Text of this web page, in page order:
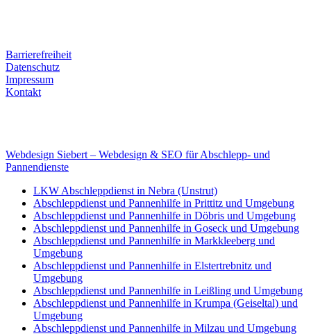
Barrierefreiheit
Datenschutz
Impressum
Kontakt
Webdesign Siebert – Webdesign & SEO für Abschlepp- und
Pannendienste
LKW Abschleppdienst in Nebra (Unstrut)
Abschleppdienst und Pannenhilfe in Prittitz und Umgebung
Abschleppdienst und Pannenhilfe in Döbris und Umgebung
Abschleppdienst und Pannenhilfe in Goseck und Umgebung
Abschleppdienst und Pannenhilfe in Markkleeberg und
Umgebung
Abschleppdienst und Pannenhilfe in Elstertrebnitz und
Umgebung
Abschleppdienst und Pannenhilfe in Leißling und Umgebung
Abschleppdienst und Pannenhilfe in Krumpa (Geiseltal) und
Umgebung
Abschleppdienst und Pannenhilfe in Milzau und Umgebung